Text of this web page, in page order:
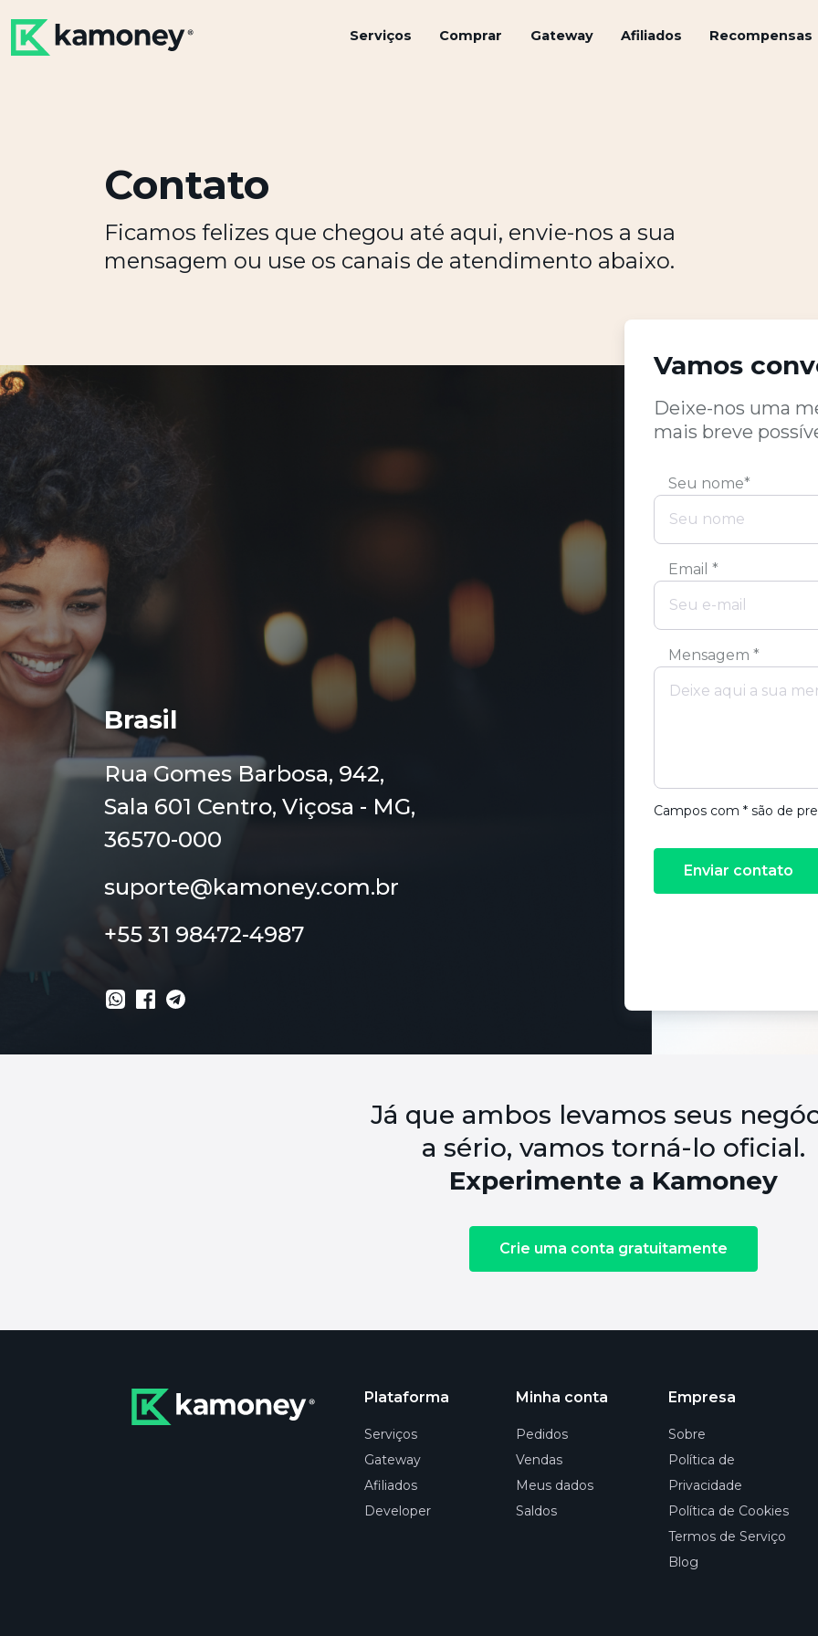
Serviços Comprar Gateway Afiliados Recompensas
Contato
Ficamos felizes que chegou até aqui, envie-nos a sua
mensagem ou use os canais de atendimento abaixo.
Brasil
Rua Gomes Barbosa, 942,
Sala 601 Centro, Viçosa - MG,
36570-000
suporte@kamoney.com.br
+55 31 98472-4987
Vamos
Deixe-nos uma
mais breve
Seu nome*
Email *
Mensagem *
Campos com * são de
Enviar contato
Já que ambos levamos seus
a sério, vamos torná-lo oficial.
Experimente a Kamoney
Crie uma conta gratuitamente
Plataforma
Serviços
Gateway
Afiliados
Developer
Minha conta
Pedidos
Vendas
Meus dados
Saldos
Empresa
Sobre
Política de
Privacidade
Política de Cookies
Termos de Serviço
Blog